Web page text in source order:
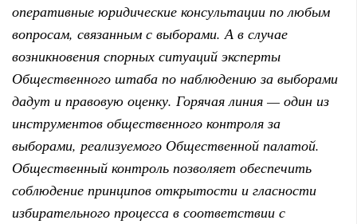
оперативные юридические консультации по любым
вопросам, связанным с выборами. А в случае
возникновения спорных ситуаций эксперты
Общественного штаба по наблюдению за выборами
дадут и правовую оценку. Горячая линия — один из
инструментов общественного контроля за
выборами, реализуемого Общественной палатой.
Общественный контроль позволяет обеспечить
соблюдение принципов открытости и гласности
избирательного процесса в соответствии с